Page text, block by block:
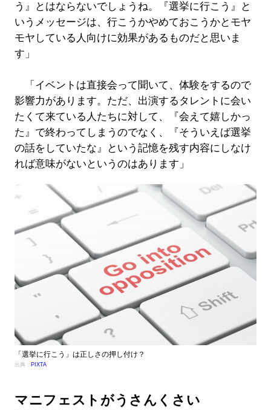
う』とはならないでしょうね。『選挙に行こう』と
いうメッセージは、行こうかやめておこうかとモヤ
モヤしている人向けに効果があるものだと思いま
す」
「イベントは直接会って聞いて、体験をするので
影響力があります。ただ、出演するタレントに会い
たくて来ている人たちに対して、『会えて嬉しかっ
た』で終わってしまうのでなく、『そういえば選挙
の話をしていたな』という記憶を残す内容にしなけ
れば意味がないというのはあります」
「選挙に行こう」は正しさの押し付け？
出典： PIXTA
マニフェストがうさんくさい